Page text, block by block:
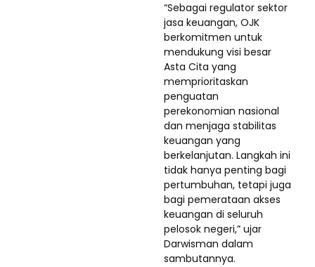
“Sebagai regulator sektor
jasa keuangan, OJK
berkomitmen untuk
mendukung visi besar
Asta Cita yang
memprioritaskan
penguatan
perekonomian nasional
dan menjaga stabilitas
keuangan yang
berkelanjutan. Langkah ini
tidak hanya penting bagi
pertumbuhan, tetapi juga
bagi pemerataan akses
keuangan di seluruh
pelosok negeri,” ujar
Darwisman dalam
sambutannya.